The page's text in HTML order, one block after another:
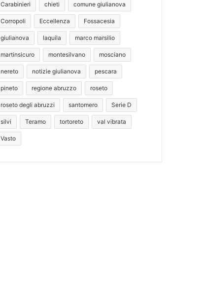
Carabinieri chieti comune giulianova
Corropoli Eccellenza Fossacesia
giulianova laquila marco marsilio
martinsicuro montesilvano mosciano
nereto notizie giulianova pescara
pineto regione abruzzo roseto
roseto degli abruzzi santomero Serie D
silvi Teramo tortoreto val vibrata
Vasto